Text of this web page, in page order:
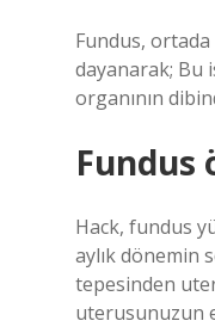
Fundus, ortada
dayanarak; Bu
organının
Fundus
Hack, fundus
aylık dönemin
tepesinden
uterusunuzun